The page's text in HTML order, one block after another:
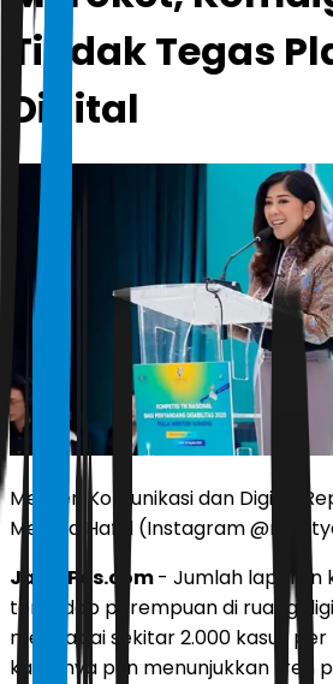
Tindak Tegas
Digital
Menteri Komunikasi dan Digital
Meutya Hafid (Instagram
JawaPos.com- Jumlah laporan
terhadap perempuan di ruang
mencapai sekitar 2.000 kasus
kasusnya pun menunjukkan tren